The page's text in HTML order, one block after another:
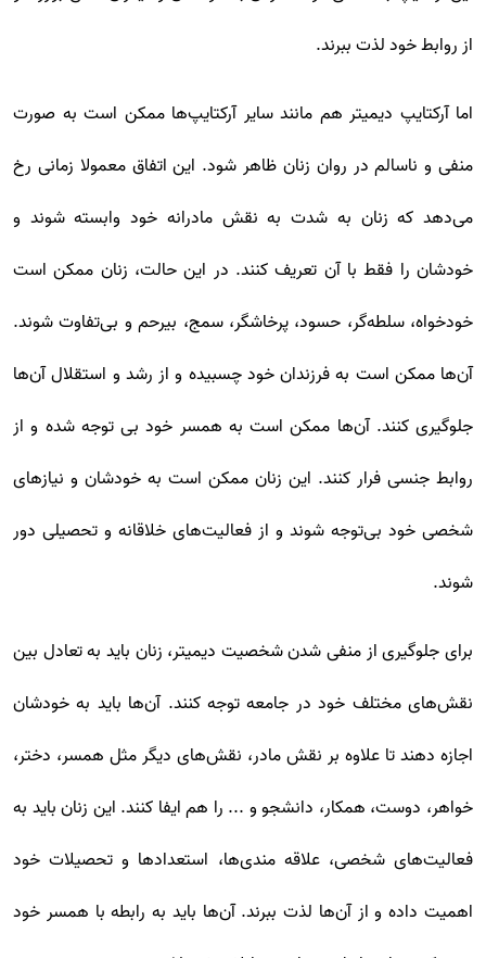
از روابط خود لذت ببرند.
اما آرکتایپ دیمیتر هم مانند سایر آرکتایپ‌ها ممکن است به صورت
منفی و ناسالم در روان زنان ظاهر شود. این اتفاق معمولا زمانی رخ
می‌دهد که زنان به شدت به نقش مادرانه خود وابسته شوند و
خودشان را فقط با آن تعریف کنند. در این حالت، زنان ممکن است
خودخواه، سلطه‌گر، حسود، پرخاشگر، سمج، بیرحم و بی‌تفاوت شوند.
آن‌ها ممکن است به فرزندان خود چسبیده و از رشد و استقلال آن‌ها
جلوگیری کنند. آن‌ها ممکن است به همسر خود بی توجه شده و از
روابط جنسی فرار کنند. این زنان ممکن است به خودشان و نیازهای
شخصی خود بی‌توجه شوند و از فعالیت‌های خلاقانه و تحصیلی دور
شوند.
برای جلوگیری از منفی شدن شخصیت دیمیتر، زنان باید به تعادل بین
نقش‌های مختلف خود در جامعه توجه کنند. آن‌ها باید به خودشان
اجازه دهند تا علاوه بر نقش مادر، نقش‌های دیگر مثل همسر، دختر،
خواهر، دوست، همکار، دانشجو و ... را هم ایفا کنند. این زنان باید به
فعالیت‌های شخصی، علاقه مندی‌ها، استعدادها و تحصیلات خود
اهمیت داده و از آن‌ها لذت ببرند. آن‌ها باید به رابطه با همسر خود